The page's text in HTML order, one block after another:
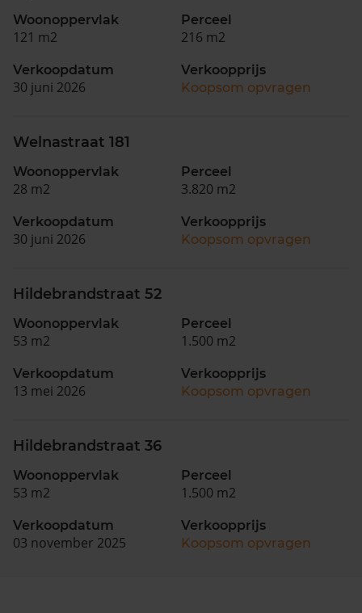
Woonoppervlak
121 m2
Perceel
216 m2
Verkoopdatum
30 juni 2026
Verkoopprijs
Koopsom opvragen
Welnastraat 181
Woonoppervlak
28 m2
Perceel
3.820 m2
Verkoopdatum
30 juni 2026
Verkoopprijs
Koopsom opvragen
Hildebrandstraat 52
Woonoppervlak
53 m2
Perceel
1.500 m2
Verkoopdatum
13 mei 2026
Verkoopprijs
Koopsom opvragen
Hildebrandstraat 36
Woonoppervlak
53 m2
Perceel
1.500 m2
Verkoopdatum
03 november 2025
Verkoopprijs
Koopsom opvragen